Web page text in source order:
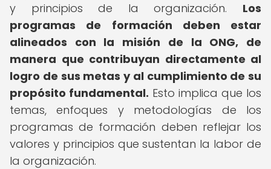
y principios de la organización. Los
programas de formación deben estar
alineados con la misión de la ONG, de
manera que contribuyan directamente al
logro de sus metas y al cumplimiento de su
propósito fundamental. Esto implica que los
temas, enfoques y metodologías de los
programas de formación deben reflejar los
valores y principios que sustentan la labor de
la organización.